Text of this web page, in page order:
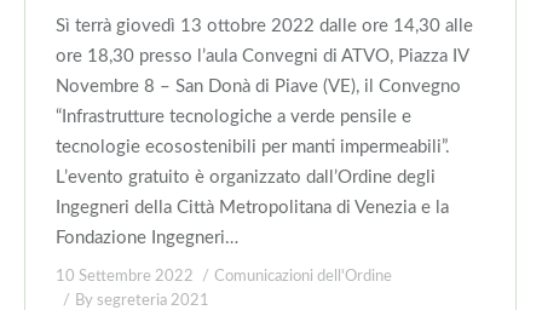
Sì terrà giovedì 13 ottobre 2022 dalle ore 14,30 alle
ore 18,30 presso l’aula Convegni di ATVO, Piazza IV
Novembre 8 – San Donà di Piave (VE), il Convegno
“Infrastrutture tecnologiche a verde pensile e
tecnologie ecosostenibili per manti impermeabili”.
L’evento gratuito è organizzato dall’Ordine degli
Ingegneri della Città Metropolitana di Venezia e la
Fondazione Ingegneri…
10 Settembre 2022
Comunicazioni dell'Ordine
By segreteria 2021